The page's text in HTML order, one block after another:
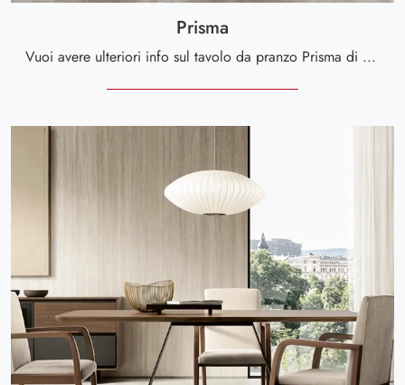
Prisma
Vuoi avere ulteriori info sul tavolo da pranzo Prisma di Le Fablier? Clicca e ottieni informazioni sui modelli fissi dell'azienda.